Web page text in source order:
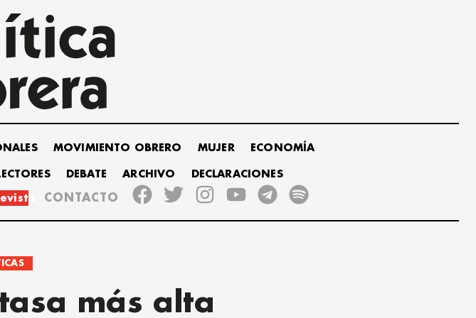
MOVIMIENTO OBRERO MUJER ECONOMÍA
DEBATE ARCHIVO DECLARACIONES
CONTACTO
más alta